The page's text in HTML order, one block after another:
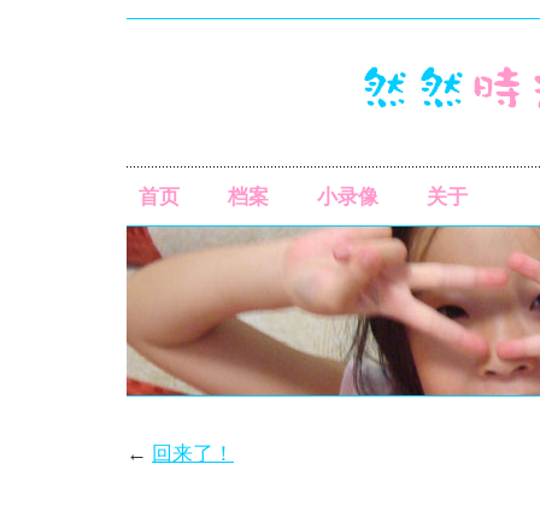
首页 档案 小录像 关于
← 回来了！